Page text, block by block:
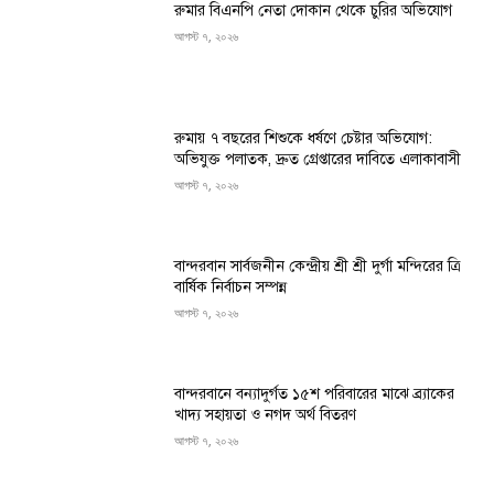
রুমার বিএনপি নেতা দোকান থেকে চুরির অভিযোগ
আগস্ট ৭, ২০২৬
রুমায় ৭ বছরের শিশুকে ধর্ষণে চেষ্টার অভিযোগ:
অভিযুক্ত পলাতক, দ্রুত গ্রেপ্তারের দাবিতে এলাকাবাসী
আগস্ট ৭, ২০২৬
বান্দরবান সার্বজনীন কেন্দ্রীয় শ্রী শ্রী দুর্গা মন্দিরের ত্রি
বার্ষিক নির্বাচন সম্পন্ন
আগস্ট ৭, ২০২৬
বান্দরবানে বন্যাদুর্গত ১৫শ পরিবারের মাঝে ব্র্যাকের
খাদ্য সহায়তা ও নগদ অর্থ বিতরণ
আগস্ট ৭, ২০২৬